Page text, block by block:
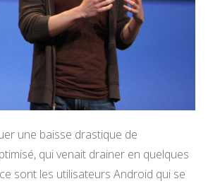
une baisse drastique de
qui venait drainer en quelques
sont les utilisateurs Android qui se